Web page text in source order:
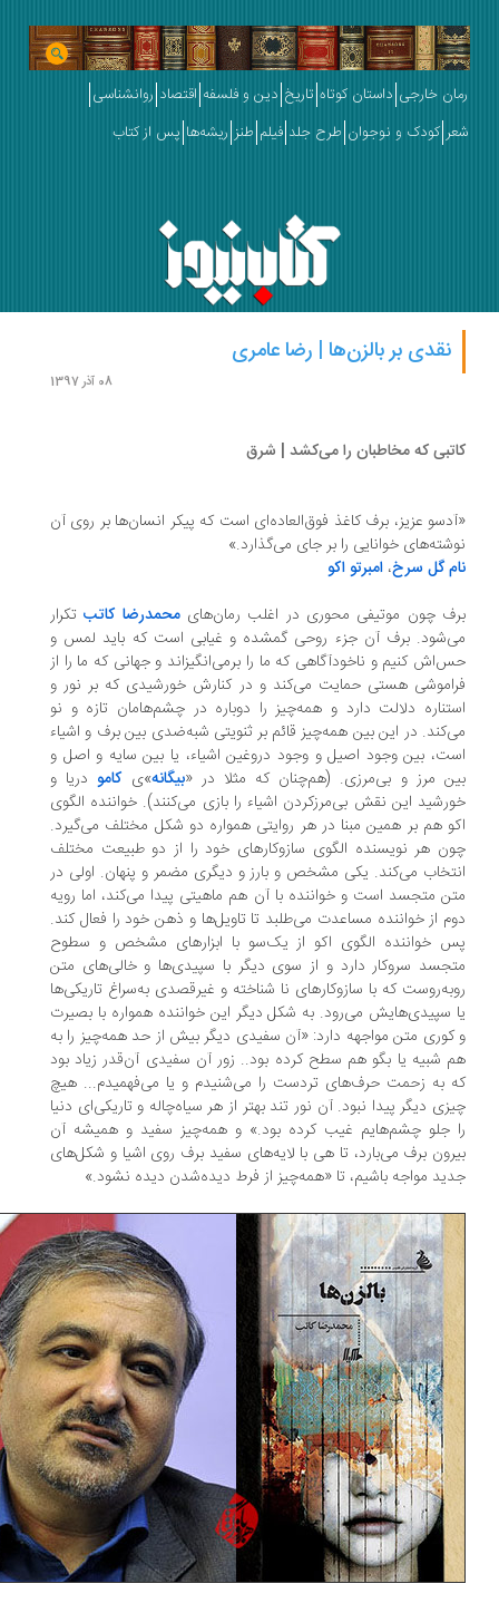
خارجی داستان کوتاه تاریخ دین و فلسفه اقتصاد روانشناسی
کودک و نوجوان طرح جلد فیلم طنز ریشه‌ها پس از کتاب
نقدی بر بالزن‌ها | رضا عامری
که مخاطبان را می‌کشد | شرق
عزیز، برف کاغذ فوق‌العاده‌ای است که پیکر انسان‌ها بر روی آن
خوانایی را بر جای می‌گذارد.»
گل سرخ،امبرتو اکو
چون موتیفی محوری در اغلب رمان‌هایمحمدرضا کاتبتکرار
برف آن جزء روحی گمشده و غیابی است که باید لمس و
کنیم و ناخودآگاهی که ما را برمی‌انگیزاند و جهانی که ما را از
هستی حمایت می‌کند و در کنارش خورشیدی که بر نور و
دلالت دارد و همه‌چیز را دوباره در چشم‌هامان تازه و نو
در این بین همه‌چیز قائم بر ثنویتی شبه‌ضدی بین برف و اشیاء
بین وجود اصیل و وجود دروغین اشیاء، یا بین سایه و اصل و
مرز و بی‌مرزی. (هم‌چنان که مثلا در «بیگانه »یکامودریا و
این نقش بی‌مرزکردن اشیاء را بازی می‌کنند). خواننده الگوی
هم بر همین مبنا در هر روایتی همواره دو شکل مختلف می‌گیرد.
هر نویسنده الگوی سازوکار‌های خود را از دو طبیعت مختلف
می‌کند. یکی مشخص و بارز و دیگری مضمر و پنهان. اولی در
متجسد است و خواننده با آن هم ماهیتی پیدا می‌کند، اما رویه
از خواننده مساعدت می‌طلبد تا تاویل‌ها و ذهن خود را فعال کند.
خواننده الگوی اکو از یک‌سو با ابزار‌های مشخص و سطوح
سروکار دارد و از سوی دیگر با سپیدی‌ها و خالی‌های متن
که با سازوکار‌های نا شناخته و غیرقصدی به‌سراغ تاریکی‌ها
سپیدی‌هایش می‌رود. به‌ شکل دیگر این خواننده همواره با بصیرت
متن مواجهه دارد: «‌آن سفیدی دیگر بیش از حد همه‌چیز را به
شبیه یا بگو هم سطح کرده بود.. زور آن سفیدی آن‌قدر زیاد بود
به زحمت حرف‌های تردست را می‌شنیدم و یا می‌فهمیدم... هیچ
دیگر پیدا نبود. آن نور تند بهتر از هر سیاه‌چاله و تاریکی‌ای دنیا
جلو چشم‌هایم غیب کرده بود.» و همه‌چیز سفید و همیشه آن
برف می‌بارد، ‌تا هی با لایه‌های سفید برف روی اشیا و شکل‌های
مواجه باشیم، تا «همه‌چیز از فرط دیده‌شدن دیده نشود.»